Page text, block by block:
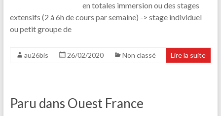
en totales immersion ou des stages
extensifs (2 à 6h de cours par semaine) -> stage individuel
ou petit groupe de
au26bis 26/02/2020 Non classé Lire la suite
Paru dans Ouest France